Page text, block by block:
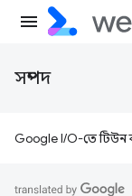
সম্পদ
Google I/O-তে টিউন